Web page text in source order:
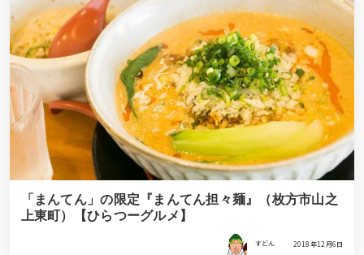
「まんてん」の限定『まんてん担々麺』（枚方市山之
上東町）【ひらつーグルメ】
すどん 2018年12月6日